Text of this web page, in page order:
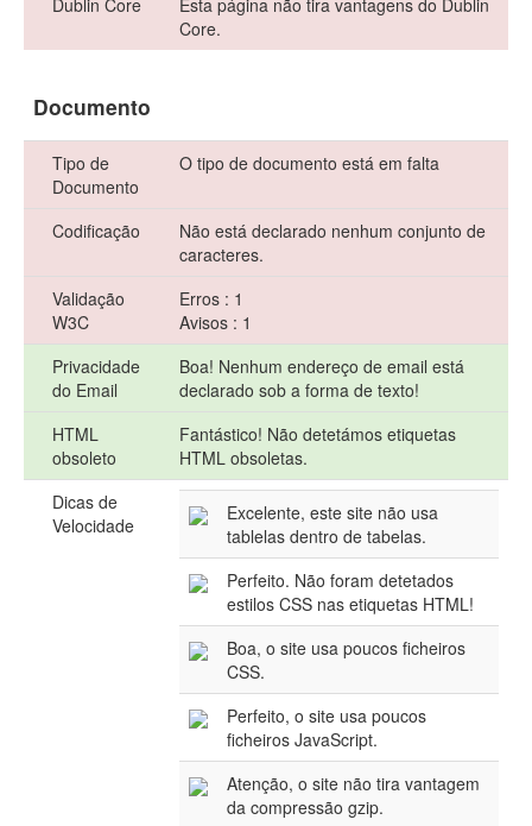
Dublin Core
Esta página não tira vantagens do Dublin
Core.
Documento
Tipo de
Documento
O tipo de documento está em falta
Codificação
Não está declarado nenhum conjunto de
caracteres.
Validação
W3C
Erros : 1
Avisos : 1
Privacidade
do Email
Boa! Nenhum endereço de email está
declarado sob a forma de texto!
HTML
obsoleto
Fantástico! Não detetámos etiquetas
HTML obsoletas.
Dicas de
Velocidade
Excelente, este site não usa
tablelas dentro de tabelas.
Perfeito. Não foram detetados
estilos CSS nas etiquetas HTML!
Boa, o site usa poucos ficheiros
CSS.
Perfeito, o site usa poucos
ficheiros JavaScript.
Atenção, o site não tira vantagem
da compressão gzip.